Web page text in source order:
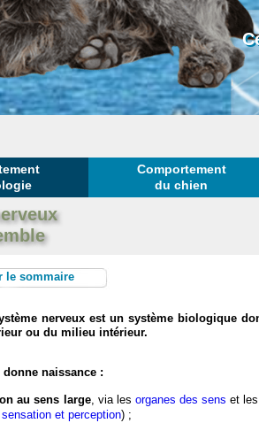
Comportement
du chien
sommaire
nerveux est un système biologique
ou du milieu intérieur.
donne naissance :
au sens large, via les organes des sens et les
sensation et perception) ;